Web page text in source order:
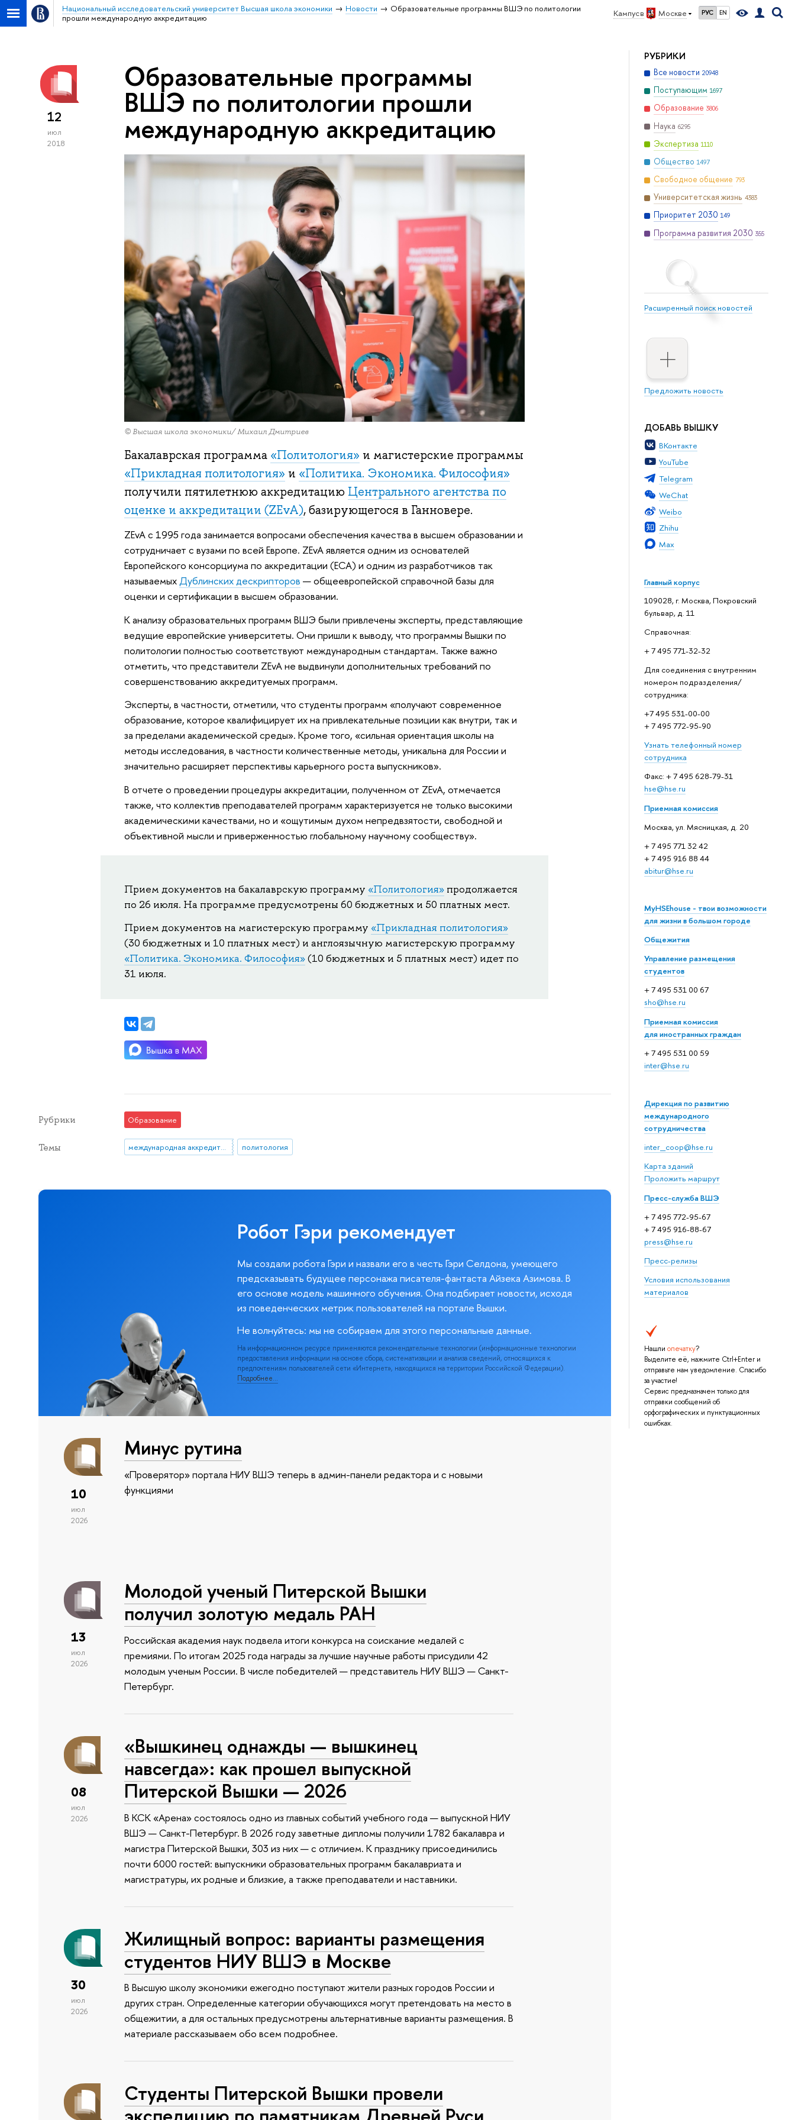
Кампус в Москве РУС EN
Национальный исследовательский университет Высшая школа экономики Новости
Образовательные программы ВШЭ по политологии
прошли международную аккредитацию
РУБРИКИ
Все новости 20948
Поступающим 1697
Образование 3806
Наука 6295
Экспертиза 1110
Общество 1497
Свободное общение 793
Университетская жизнь 4383
Приоритет 2030 149
Программа развития 2030 355
Расширенный поиск новостей
Предложить новость
ДОБАВЬ ВЫШКУ
ВКонтакте
YouTube
Telegram
WeChat
Weibo
Zhihu
Max
Главный корпус
109028, г. Москва, Покровский
бульвар, д. 11
Справочная:
+ 7 495 771-32-32
Для соединения с внутренним
номером подразделения/
сотрудника:
+7 495 531-00-00
+ 7 495 772-95-90
Узнать телефонный номер
сотрудника
Факс: + 7 495 628-79-31
hse@hse.ru
Приемная комиссия
Москва, ул. Мясницкая, д. 20
+ 7 495 771 32 42
+ 7 495 916 88 44
abitur@hse.ru
MyHSEhouse - твои возможности
для жизни в большом городе
Общежития
Управление размещения
студентов
+ 7 495 531 00 67
sho@hse.ru
Приемная комиссия
для иностранных граждан
+ 7 495 531 00 59
inter@hse.ru
Дирекция по развитию
международного
сотрудничества
inter_coop@hse.ru
Карта зданий
Проложить маршрут
Пресс-служба ВШЭ
+ 7 495 772-95-67
+ 7 495 916-88-67
press@hse.ru
Пресс-релизы
Условия использования
материалов
Нашли опечатку?
Выделите её, нажмите Ctrl+Enter и
отправьте нам уведомление. Спасибо
за участие!
Сервис предназначен только для
отправки сообщений об
орфографических и пунктуационных
ошибках.
12
июл
2018
Образовательные программы
ВШЭ по политологии прошли
международную аккредитацию
© Высшая школа экономики/ Михаил Дмитриев
Бакалаврская программа «Политология» и магистерские программы
«Прикладная политология» и «Политика. Экономика. Философия»
получили пятилетнюю аккредитацию Центрального агентства по
оценке и аккредитации (ZEvA), базирующегося в Ганновере.
ZEvA с 1995 года занимается вопросами обеспечения качества в высшем образовании и
сотрудничает с вузами по всей Европе. ZEvA является одним из основателей
Европейского консорциума по аккредитации (ECA) и одним из разработчиков так
называемыхДублинских дескрипторов — общеевропейской справочной базы для
оценки и сертификации в высшем образовании.
К анализу образовательных программ ВШЭ были привлечены эксперты, представляющие
ведущие европейские университеты. Они пришли к выводу, что программы Вышки по
политологии полностью соответствуют международным стандартам. Также важно
отметить, что представители ZEvA не выдвинули дополнительных требований по
совершенствованию аккредитуемых программ.
Эксперты, в частности, отметили, что студенты программ «получают современное
образование, которое квалифицирует их на привлекательные позиции как внутри, так и
за пределами академической среды». Кроме того, «сильная ориентация школы на
методы исследования, в частности количественные методы, уникальна для России и
значительно расширяет перспективы карьерного роста выпускников».
В отчете о проведении процедуры аккредитации, полученном от ZEvA, отмечается
также, что коллектив преподавателей программ характеризуется не только высокими
академическими качествами, но и «ощутимым духом непредвзятости, свободной и
объективной мысли и приверженностью глобальному научному сообществу».
Прием документов на бакалаврскую программу «Политология»продолжается
по 26 июля. На программе предусмотрены 60 бюджетных и 50 платных мест.
Прием документов на магистерскую программу «Прикладная политология»
(30 бюджетных и 10 платных мест) и англоязычную магистерскую программу
«Политика. Экономика. Философия»(10 бюджетных и 5 платных мест) идет по
31 июля.
Рубрики Образование
Темы международная аккредитация политология
Робот Гэри рекомендует
Мы создали робота Гэри и назвали его в честь Гэри Селдона, умеющего
предсказывать будущее персонажа писателя-фантаста Айзека Азимова. В
его основе модель машинного обучения. Она подбирает новости, исходя
из поведенческих метрик пользователей на портале Вышки.
Не волнуйтесь: мы не собираем для этого персональные данные.
На информационном ресурсе применяются рекомендательные технологии (информационные технологии
предоставления информации на основе сбора, систематизации и анализа сведений, относящихся к
предпочтениям пользователей сети «Интернет», находящихся на территории Российской Федерации).
Подробнее…
10
июл
2026
Минус рутина
«Проверятор» портала НИУ ВШЭ теперь в админ-панели редактора и с новыми
функциями
13
июл
2026
Молодой ученый Питерской Вышки
получил золотую медаль РАН
Российская академия наук подвела итоги конкурса на соискание медалей с
премиями. По итогам 2025 года награды за лучшие научные работы присудили 42
молодым ученым России. В числе победителей — представитель НИУ ВШЭ — Санкт-
Петербург.
08
июл
2026
«Вышкинец однажды — вышкинец
навсегда»: как прошел выпускной
Питерской Вышки — 2026
В КСК «Арена» состоялось одно из главных событий учебного года — выпускной НИУ
ВШЭ — Санкт-Петербург. В 2026 году заветные дипломы получили 1782 бакалавра и
магистра Питерской Вышки, 303 из них — с отличием. К празднику присоединились
почти 6000 гостей: выпускники образовательных программ бакалавриата и
магистратуры, их родные и близкие, а также преподаватели и наставники.
30
июл
2026
Жилищный вопрос: варианты размещения
студентов НИУ ВШЭ в Москве
В Высшую школу экономики ежегодно поступают жители разных городов России и
других стран. Определенные категории обучающихся могут претендовать на место в
общежитии, а для остальных предусмотрены альтернативные варианты размещения. В
материале рассказываем обо всем подробнее.
Студенты Питерской Вышки провели